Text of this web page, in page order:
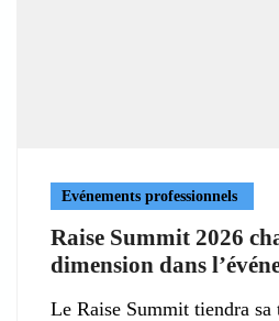
Evénements professionnels
Raise Summit 2026
dimension dans
Le Raise Summit tiendra